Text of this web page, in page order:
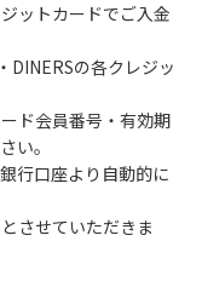
き火、キャンプフ
の設置
流で雨が降ると短
険な状態になりや
故が数件起きてい
ットカードでご入金
DINERSの各クレジッ
ド会員番号・有効期
い。
行口座より自動的に
させていただきま